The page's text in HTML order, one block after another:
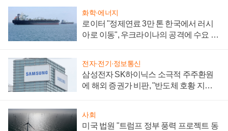
화학·에너지
로이터 "정제연료 3만 톤 한국에서 러시
아로 이동", 우크라이나의 공격에 수요 늘
전자·전기·정보통신
삼성전자 SK하이닉스 소극적 주주환원
에 해외 증권가 비판, "반도체 호황 지속
사회
미국 법원 "트럼프 정부 풍력 프로젝트 동